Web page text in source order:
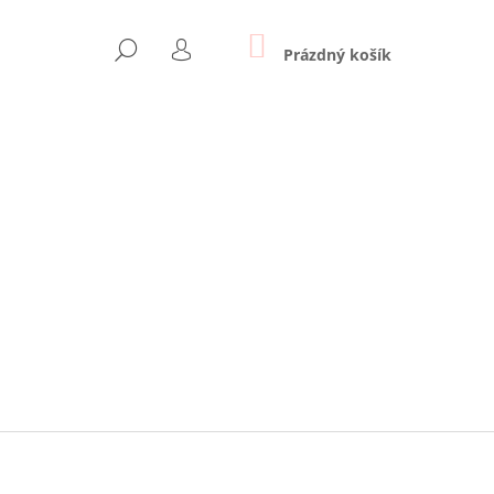
HLEDAT
PŘIHLÁŠENÍ
NÁKUPNÍ
KOŠÍK
Prázdný košík